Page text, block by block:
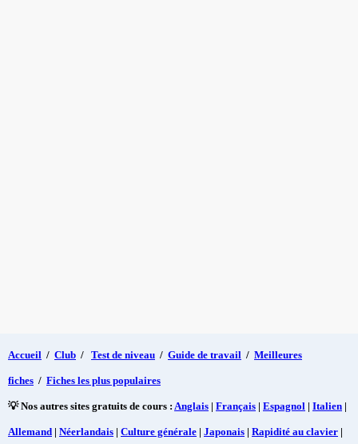
Accueil / Club / Test de niveau / Guide de travail / Meilleures
fiches / Fiches les plus populaires
💡 Nos autres sites gratuits de cours : Anglais | Français | Espagnol | Italien |
Allemand | Néerlandais | Culture générale | Japonais | Rapidité au clavier |